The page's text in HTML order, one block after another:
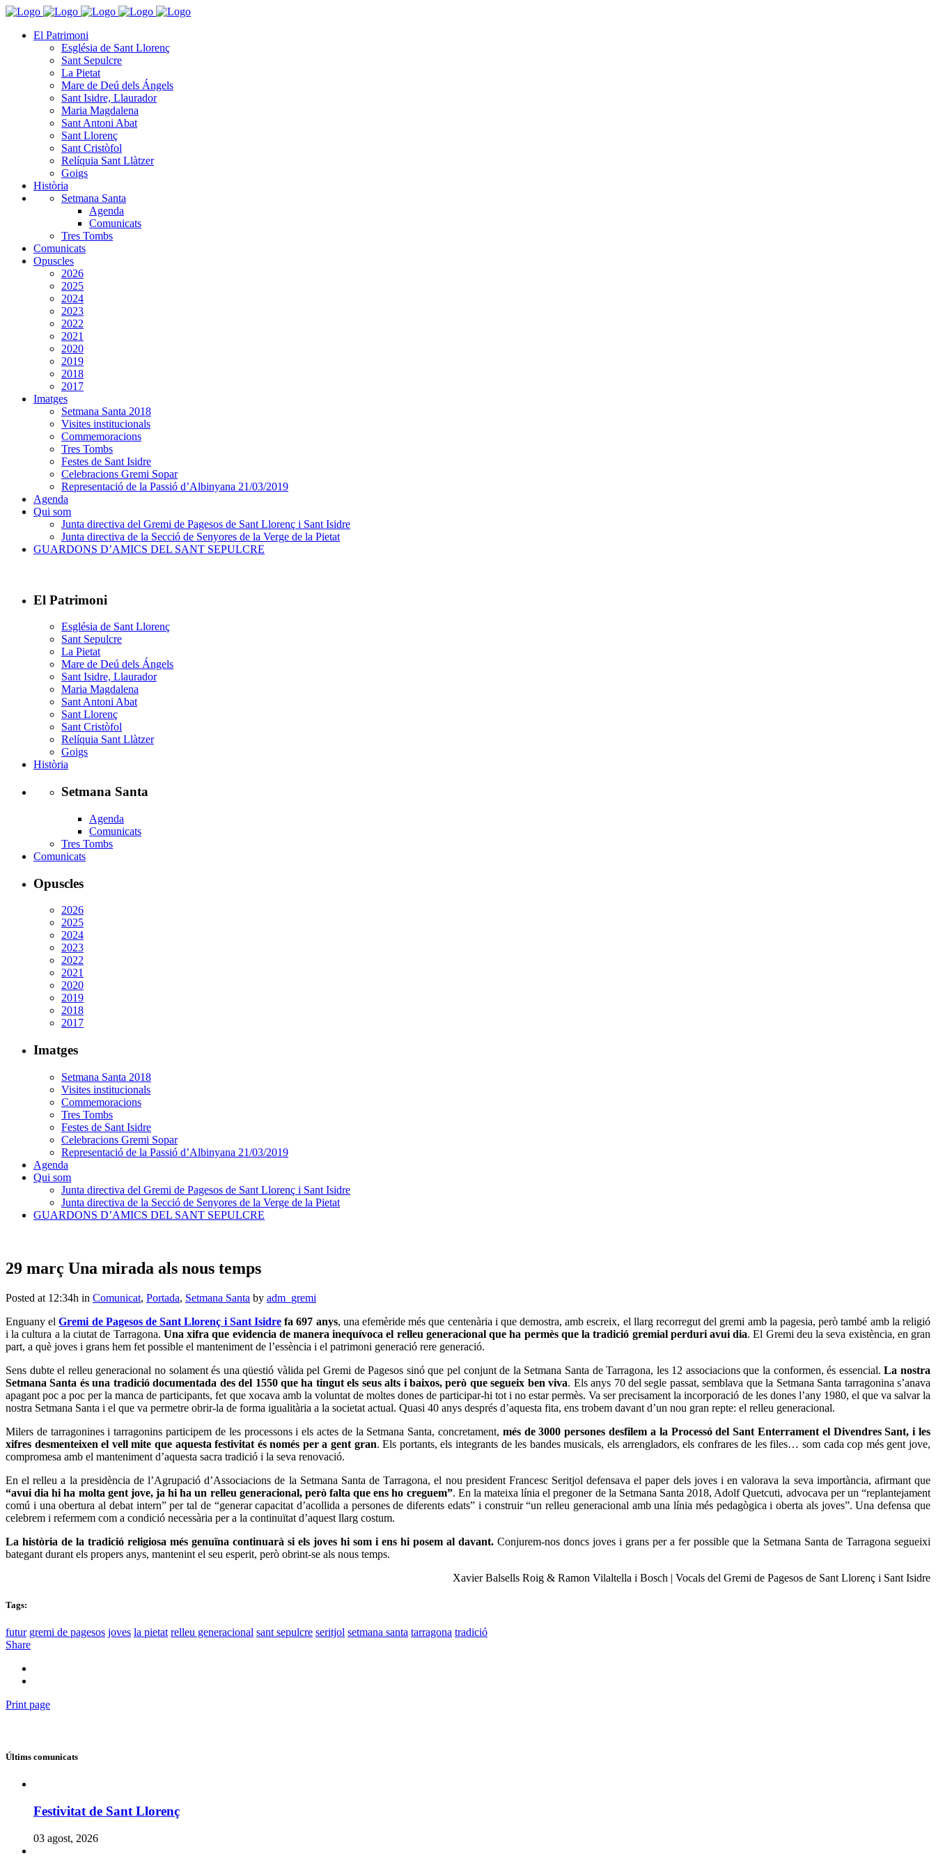
El Patrimoni
Església de Sant Llorenç
Sant Sepulcre
La Pietat
Mare de Deú dels Ángels
Sant Isidre, Llaurador
Maria Magdalena
Sant Antoni Abat
Sant Llorenç
Sant Cristòfol
Relíquia Sant Llàtzer
Goigs
Història
Setmana Santa
Agenda
Comunicats
Tres Tombs
Comunicats
Opuscles
2026
2025
2024
2023
2022
2021
2020
2019
2018
2017
Imatges
Setmana Santa 2018
Visites institucionals
Commemoracions
Tres Tombs
Festes de Sant Isidre
Celebracions Gremi Sopar
Representació de la Passió d’Albinyana 21/03/2019
Agenda
Qui som
Junta directiva del Gremi de Pagesos de Sant Llorenç i Sant Isidre
Junta directiva de la Secció de Senyores de la Verge de la Pietat
GUARDONS D’AMICS DEL SANT SEPULCRE
El Patrimoni
Església de Sant Llorenç
Sant Sepulcre
La Pietat
Mare de Deú dels Ángels
Sant Isidre, Llaurador
Maria Magdalena
Sant Antoni Abat
Sant Llorenç
Sant Cristòfol
Relíquia Sant Llàtzer
Goigs
Història
Setmana Santa
Agenda
Comunicats
Tres Tombs
Comunicats
Opuscles
2026
2025
2024
2023
2022
2021
2020
2019
2018
2017
Imatges
Setmana Santa 2018
Visites institucionals
Commemoracions
Tres Tombs
Festes de Sant Isidre
Celebracions Gremi Sopar
Representació de la Passió d’Albinyana 21/03/2019
Agenda
Qui som
Junta directiva del Gremi de Pagesos de Sant Llorenç i Sant Isidre
Junta directiva de la Secció de Senyores de la Verge de la Pietat
GUARDONS D’AMICS DEL SANT SEPULCRE
29 març Una mirada als nous temps
Posted at 12:34h in Comunicat, Portada, Setmana Santa by adm_gremi
Enguany elGremi de Pagesos de Sant Llorenç i Sant Isidrefa 697 anys, una efemèride més que centenària i que demostra, amb escreix, el llarg recorregut del gremi amb la pagesia, però també amb la religió
i la cultura a la ciutat de Tarragona. Una xifra que evidencia de manera inequívoca el relleu generacional que ha permès que la tradició gremial perduri avui dia. El Gremi deu la seva existència, en gran
part, a què joves i grans hem fet possible el manteniment de l’essència i el patrimoni generació rere generació.
Sens dubte el relleu generacional no solament és una qüestió vàlida pel Gremi de Pagesos sinó que pel conjunt de la Setmana Santa de Tarragona, les 12 associacions que la conformen, és essencial.La nostra
Setmana Santa és una tradició documentada des del 1550 que ha tingut els seus alts i baixos, però que segueix ben viva. Els anys 70 del segle passat, semblava que la Setmana Santa tarragonina s’anava
apagant poc a poc per la manca de participants, fet que xocava amb la voluntat de moltes dones de participar-hi tot i no estar permès. Va ser precisament la incorporació de les dones l’any 1980, el que va salvar la
nostra Setmana Santa i el que va permetre obrir-la de forma igualitària a la societat actual. Quasi 40 anys després d’aquesta fita, ens trobem davant d’un nou gran repte: el relleu generacional.
Milers de tarragonines i tarragonins participem de les processons i els actes de la Setmana Santa, concretament, més de 3000 persones desfilem a la Processó del Sant Enterrament el Divendres Sant, i les
xifres desmenteixen el vell mite que aquesta festivitat és només per a gent gran. Els portants, els integrants de les bandes musicals, els arrengladors, els confrares de les files… som cada cop més gent jove,
compromesa amb el manteniment d’aquesta sacra tradició i la seva renovació.
En el relleu a la presidència del’Agrupació d’Associacions de la Setmana Santa de Tarragona, el nou president Francesc Seritjol defensava el paper dels joves i en valorava la seva importància, afirmant que
“avui dia hi ha molta gent jove, ja hi ha un relleu generacional, però falta que ens ho creguem”. En la mateixa línia el pregoner de la Setmana Santa 2018, Adolf Quetcuti, advocava per un “replantejament
comú i una obertura al debat intern” per tal de “generar capacitat d’acollida a persones de diferents edats” i construir “un relleu generacional amb una línia més pedagògica i oberta als joves”. Una defensa que
celebrem i refermem com a condició necessària per a la continuïtat d’aquest llarg costum.
La història de la tradició religiosa més genuïna continuarà si els joves hi som i ens hi posem al davant. Conjurem-nos doncs joves i grans per a fer possible que la Setmana Santa de Tarragona segueixi
bategant durant els propers anys, mantenint el seu esperit, però obrint-se als nous temps.
Xavier Balsells Roig & Ramon Vilaltella i Bosch | Vocals del Gremi de Pagesos de Sant Llorenç i Sant Isidre
Tags:
futur gremi de pagesos joves la pietat relleu generacional sant sepulcre seritjol setmana santa tarragona tradició
Share
Print page
Últims comunicats
Festivitat de Sant Llorenç
03 agost, 2026